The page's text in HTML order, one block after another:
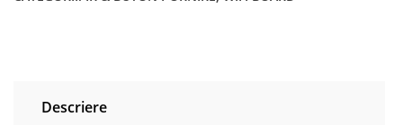
Descriere